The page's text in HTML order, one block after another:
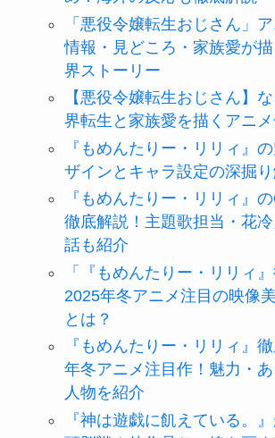
「悪役令嬢転生おじさん」
情報・見どころ・家族愛が
界ストーリー
【悪役令嬢転生おじさん】
界転生と家族愛を描くアニ
『もめんたりー・リリィ』
ザインとキャラ設定の深掘り
『もめんたりー・リリィ』
徹底解説！主題歌担当・花
話も紹介
「『もめんたりー・リリィ
2025年冬アニメ注目の映像
とは？
『もめんたりー・リリィ』
年冬アニメ注目作！魅力・
人物を紹介
『神は遊戯に飢えている。